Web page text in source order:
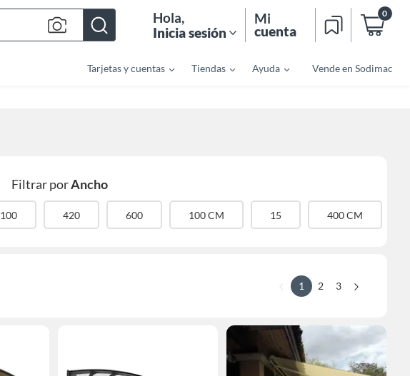
Hola,
Inicia sesión
Mi
cuenta
0
Tarjetas y cuentas Tiendas Ayuda Vende en Sodimac
Filtrar porAncho
100 420 600 100 CM 15 400 CM
1 2 3